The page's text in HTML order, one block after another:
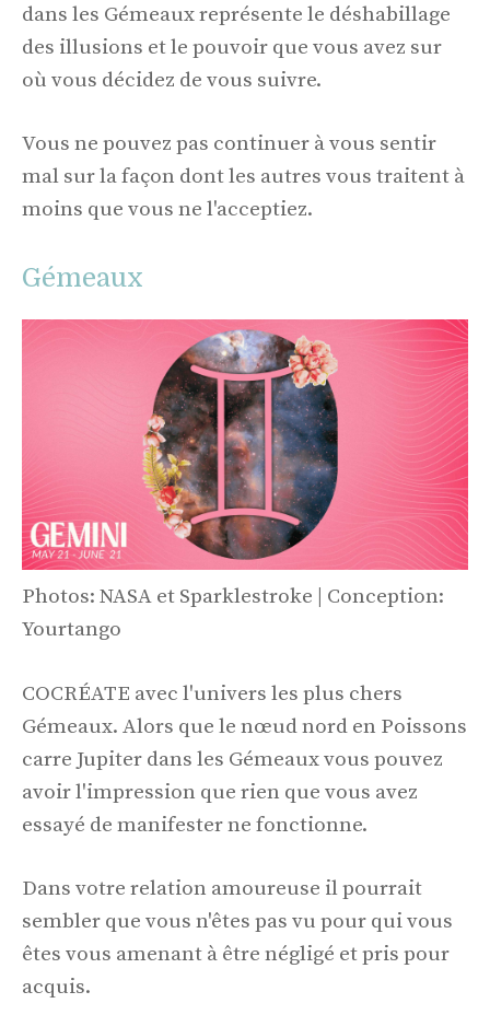
dans les Gémeaux représente le déshabillage
des illusions et le pouvoir que vous avez sur
où vous décidez de vous suivre.
Vous ne pouvez pas continuer à vous sentir
mal sur la façon dont les autres vous traitent à
moins que vous ne l'acceptiez.
Gémeaux
Photos: NASA et Sparklestroke | Conception:
Yourtango
COCRÉATE avec l'univers les plus chers
Gémeaux. Alors que le nœud nord en Poissons
carre Jupiter dans les Gémeaux vous pouvez
avoir l'impression que rien que vous avez
essayé de manifester ne fonctionne.
Dans votre relation amoureuse il pourrait
sembler que vous n'êtes pas vu pour qui vous
êtes vous amenant à être négligé et pris pour
acquis.